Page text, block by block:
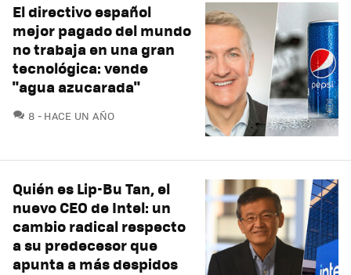
El directivo español
mejor pagado del mundo
no trabaja en una gran
tecnológica: vende
"agua azucarada"
8 COMENTARIOS
HACE UN AÑO
Quién es Lip-Bu Tan, el
nuevo CEO de Intel: un
cambio radical respecto
a su predecesor que
apunta a más despidos